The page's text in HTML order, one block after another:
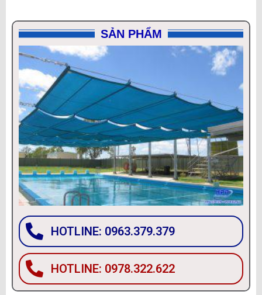
SẢN PHẨM
HOTLINE: 0963.379.379
HOTLINE: 0978.322.622